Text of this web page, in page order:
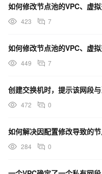
如何修改节点池的VPC、虚拟
423 7
如何修改节点池的VPC、虚拟
449 7
472 0
如何解决因配置修改导致的节
284 0